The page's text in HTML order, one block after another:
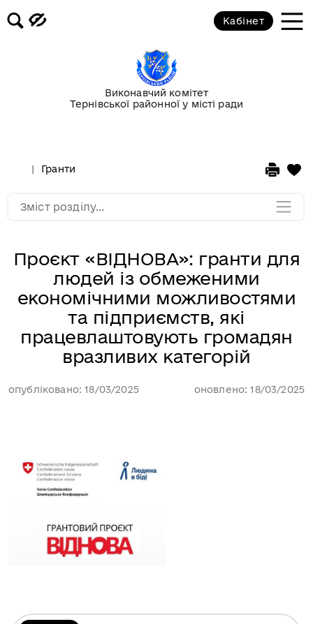
Виконавчий комітет
Тернівської районної у місті ради
Кабінет
Гранти
Проєкт «ВІДНОВА»: гранти для
людей із обмеженими
економічними можливостями
та підприємств, які
працевлаштовують громадян
вразливих категорій
опубліковано: 18/03/2025 оновлено: 18/03/2025
Зміст розділу...
Публічні закупівлі